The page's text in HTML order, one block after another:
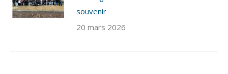
souvenir
20 mars 2026